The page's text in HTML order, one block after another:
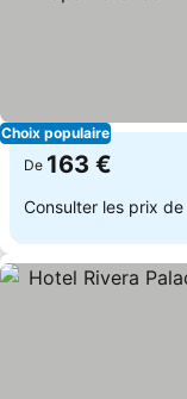
Choix populaire
De 163 €
Consulter les prix de